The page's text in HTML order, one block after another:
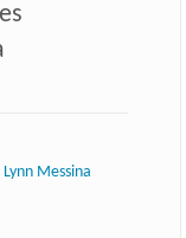
Lynn Messina